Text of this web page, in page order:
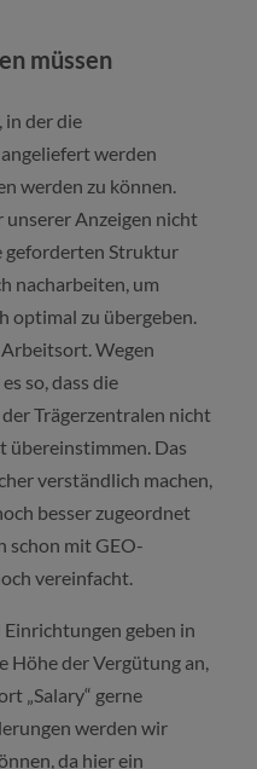
müssen
in der die
werden
werden zu können.
Anzeigen nicht
geforderten Struktur
nacharbeiten, um
optimal zu übergeben.
Wegen
so, dass die
Trägerzentralen nicht
Das
verständlich machen,
besser zugeordnet
schon mit GEO-
vereinfacht.
geben in
Höhe der Vergütung an,
„Salary“ gerne
werden wir
da hier ein